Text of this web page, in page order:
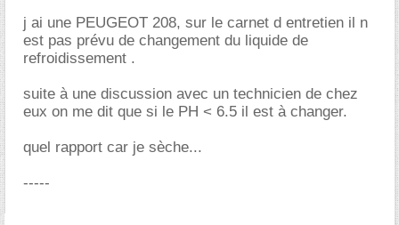
j ai une PEUGEOT 208, sur le carnet d entretien il n
est pas prévu de changement du liquide de
refroidissement .
suite à une discussion avec un technicien de chez
eux on me dit que si le PH < 6.5 il est à changer.
quel rapport car je sèche...
-----